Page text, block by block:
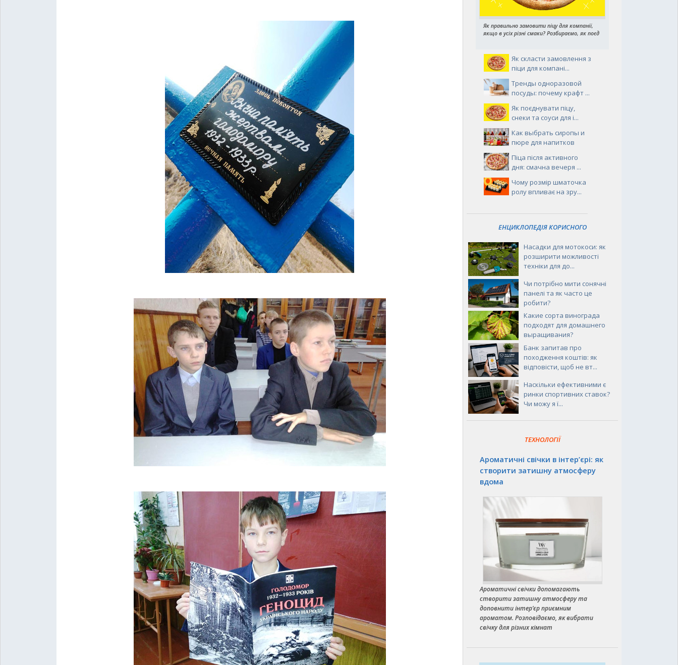
Як правильно замовити піцу для компанії,
якщо в усіх різні смаки? Розбираємо, як поєд
Як скласти замовлення з
піци для компані...
Тренды одноразовой
посуды: почему крафт ...
Як поєднувати піцу,
снеки та соуси для і...
Как выбрать сиропы и
пюре для напитков
Піца після активного
дня: смачна вечеря ...
Чому розмір шматочка
ролу впливає на зру...
ЕНЦИКЛОПЕДІЯ КОРИСНОГО
Насадки для мотокоси: як
розширити можливості
техніки для до...
Чи потрібно мити сонячні
панелі та як часто це
робити?
Какие сорта винограда
подходят для домашнего
выращивания?
Банк запитав про
походження коштів: як
відповісти, щоб не вт...
Наскільки ефективними є
ринки спортивних ставок?
Чи можу я ї...
ТЕХНОЛОГІЇ
Ароматичні свічки в інтер’єрі: як
створити затишну атмосферу
вдома
Ароматичні свічки допомагають
створити затишну атмосферу та
доповнити інтер’єр приємним
ароматом. Розповідаємо, як вибрати
свічку для різних кімнат